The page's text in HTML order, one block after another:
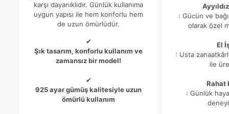
karşı dayanıklıdır. Günlük kullanıma
uygun yapısı ile hem konforlu hem
de uzun ömürlüdür.
✔
Şık tasarım, konforlu kullanım ve
zamansız bir model!
✔
925 ayar gümüş kalitesiyle uzun
ömürlü kullanım
: Gücün ve
olarak özel
El
: Usta
ile
Rahat
: Günlük